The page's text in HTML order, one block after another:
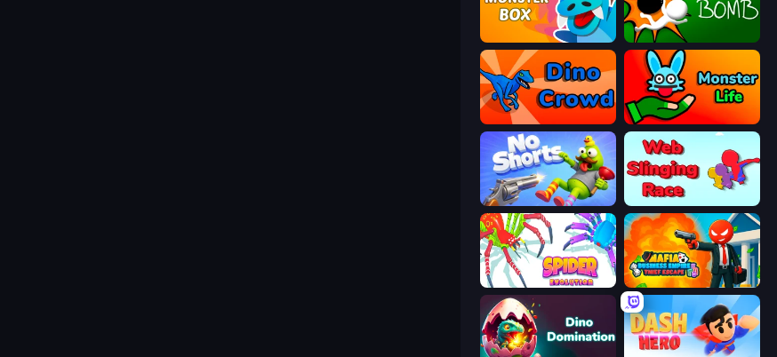
Monster Box Pass The Bomb
Dino Crowd Monster Life
No Shorts Web Slinging Race
Spider Evolution: Runner Game Mafia Business Empire: Thief Escape